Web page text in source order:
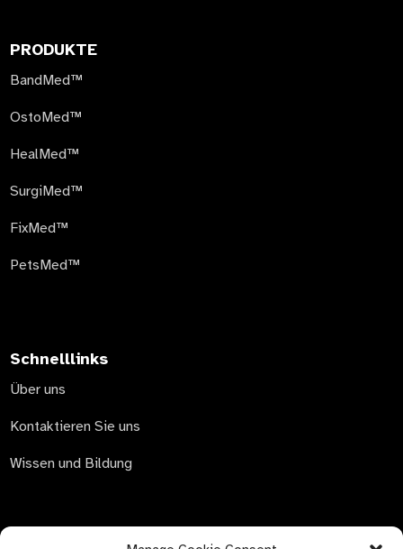
PRODUKTE
BandMed™
OstoMed™
HealMed™
SurgiMed™
FixMed™
PetsMed™
Schnelllinks
Über uns
Kontaktieren Sie uns
Wissen und Bildung